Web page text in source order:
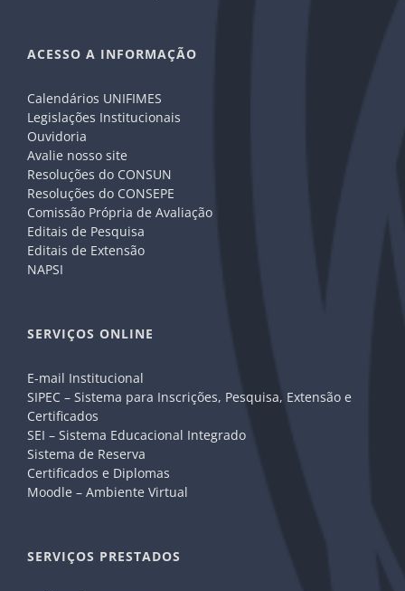
ACESSO A INFORMAÇÃO
Calendários UNIFIMES
Legislações Institucionais
Ouvidoria
Avalie nosso site
Resoluções do CONSUN
Resoluções do CONSEPE
Comissão Própria de Avaliação
Editais de Pesquisa
Editais de Extensão
NAPSI
SERVIÇOS ONLINE
E-mail Institucional
SIPEC – Sistema para Inscrições, Pesquisa, Extensão e
Certificados
SEI – Sistema Educacional Integrado
Sistema de Reserva
Certificados e Diplomas
Moodle – Ambiente Virtual
SERVIÇOS PRESTADOS